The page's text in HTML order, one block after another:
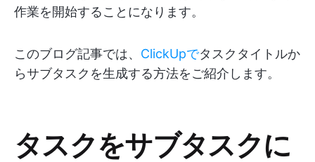
作業を開始することになります。
このブログ記事では、 ClickUpでタスクタイトルか
らサブタスクを生成する方法をご紹介します。
タスクをサブタスクに